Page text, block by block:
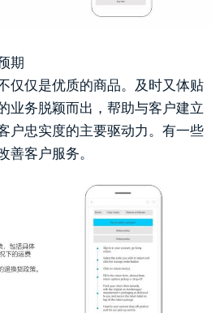
期
仅仅是优质的商品。及时又体贴
业务脱颖而出，帮助与客户建立
户忠实度的主要驱动力。有一些
客户服务。